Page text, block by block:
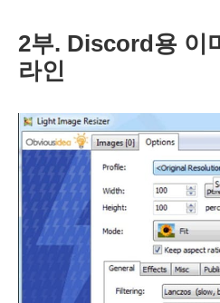
2부. Discord용 이
라인